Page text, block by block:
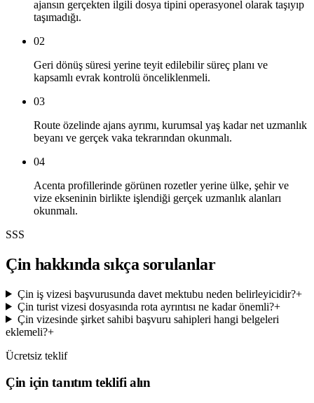
ajansın gerçekten ilgili dosya tipini operasyonel olarak taşıyıp
taşımadığı.
02
Geri dönüş süresi yerine teyit edilebilir süreç planı ve
kapsamlı evrak kontrolü önceliklenmeli.
03
Route özelinde ajans ayrımı, kurumsal yaş kadar net uzmanlık
beyanı ve gerçek vaka tekrarından okunmalı.
04
Acenta profillerinde görünen rozetler yerine ülke, şehir ve
vize ekseninin birlikte işlendiği gerçek uzmanlık alanları
okunmalı.
SSS
Çin hakkında sıkça sorulanlar
Çin iş vizesi başvurusunda davet mektubu neden belirleyicidir?+
Çin turist vizesi dosyasında rota ayrıntısı ne kadar önemli?+
Çin vizesinde şirket sahibi başvuru sahipleri hangi belgeleri
eklemeli?+
Ücretsiz teklif
Çin için tanıtım teklifi alın